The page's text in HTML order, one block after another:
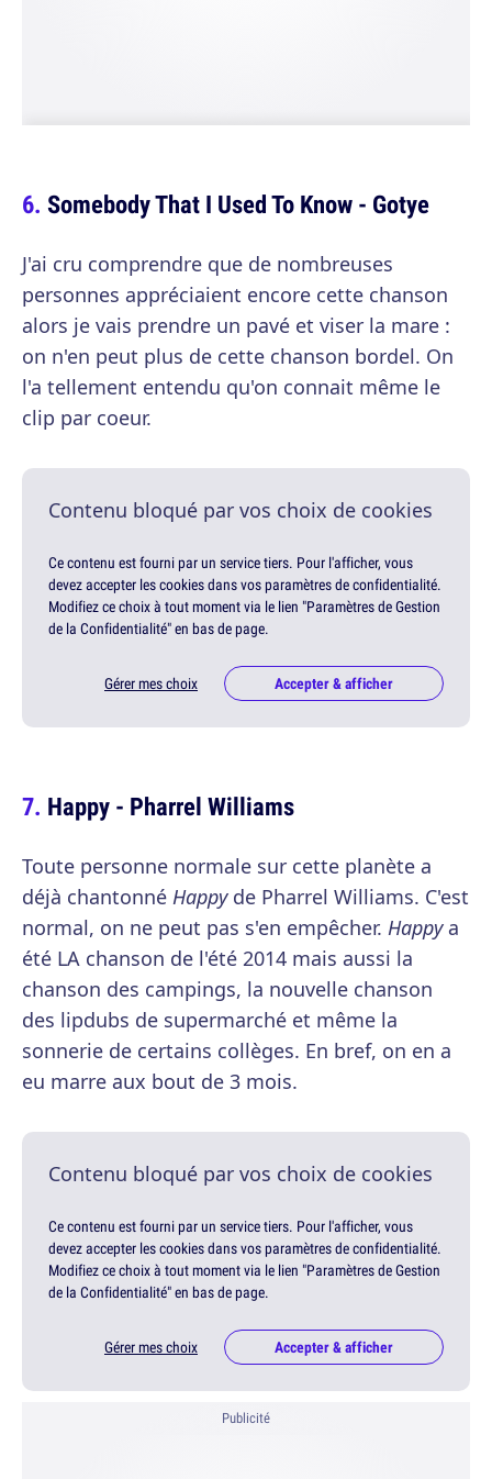
Somebody That I Used To Know - Gotye
J'ai cru comprendre que de nombreuses
personnes appréciaient encore cette chanson
alors je vais prendre un pavé et viser la mare :
on n'en peut plus de cette chanson bordel. On
l'a tellement entendu qu'on connait même le
clip par coeur.
Contenu bloqué par vos choix de cookies
Ce contenu est fourni par un service tiers. Pour l'afficher, vous
devez accepter les cookies dans vos paramètres de confidentialité.
Modifiez ce choix à tout moment via le lien "Paramètres de Gestion
de la Confidentialité" en bas de page.
Gérer mes choix Accepter & afficher
Happy - Pharrel Williams
Toute personne normale sur cette planète a
déjà chantonné Happyde Pharrel Williams. C'est
normal, on ne peut pas s'en empêcher. Happya
été LA chanson de l'été 2014 mais aussi la
chanson des campings, la nouvelle chanson
des lipdubs de supermarché et même la
sonnerie de certains collèges. En bref, on en a
eu marre aux bout de 3 mois.
Contenu bloqué par vos choix de cookies
Ce contenu est fourni par un service tiers. Pour l'afficher, vous
devez accepter les cookies dans vos paramètres de confidentialité.
Modifiez ce choix à tout moment via le lien "Paramètres de Gestion
de la Confidentialité" en bas de page.
Gérer mes choix Accepter & afficher
Publicité